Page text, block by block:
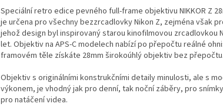
Speciální retro edice pevného full-frame objektivu NIKKOR Z
je určena pro všechny bezzrcadlovky Nikon Z, zejména však
jehož design byl inspirovaný starou kinofilmovou zrcadlovkou
let. Objektiv na APS-C modelech nabízí po přepočtu reálné
framovém těle získáte 28mm širokoúhlý objektiv bez přepočtu.
Objektiv s originálními konstrukčními detaily minulosti, ale s
výkonem, je vhodný jak pro denní, tak noční záběry, pro
pro natáčení videa.